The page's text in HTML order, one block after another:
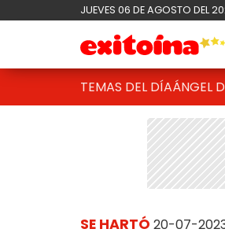
JUEVES 06 DE AGOSTO DEL
TEMAS DEL DÍAÁNGEL
SE HARTÓ 20-07-